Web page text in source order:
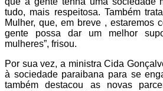
tudo, mais respeitosa. Também
Mulher, que, em breve , estaremos
gente possa dar um melhor
mulheres”, frisou.
Por sua vez, a ministra Cida
à sociedade paraibana para se
também destacou as novas